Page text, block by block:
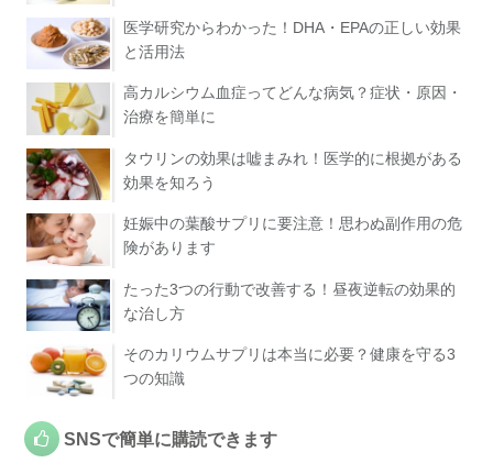
医学研究からわかった！DHA・EPAの正しい効果
と活用法
高カルシウム血症ってどんな病気？症状・原因・
治療を簡単に
タウリンの効果は嘘まみれ！医学的に根拠がある
効果を知ろう
妊娠中の葉酸サプリに要注意！思わぬ副作用の危
険があります
たった3つの行動で改善する！昼夜逆転の効果的
な治し方
そのカリウムサプリは本当に必要？健康を守る3
つの知識
SNSで簡単に購読できます